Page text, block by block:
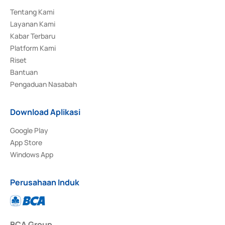
Tentang Kami
Layanan Kami
Kabar Terbaru
Platform Kami
Riset
Bantuan
Pengaduan Nasabah
Download Aplikasi
Google Play
App Store
Windows App
Perusahaan Induk